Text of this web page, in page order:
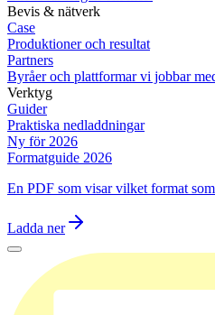
Bevis & nätverk
Case
Produktioner och resultat
Partners
Byråer och plattformar vi jobbar
Verktyg
Guider
Praktiska nedladdningar
Ny för 2026
Formatguide 2026
En PDF som visar vilket format
Ladda ner